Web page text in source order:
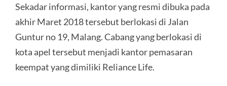
Sekadar informasi, kantor yang resmi dibuka pada
akhir Maret 2018 tersebut berlokasi di Jalan
Guntur no 19, Malang. Cabang yang berlokasi di
kota apel tersebut menjadi kantor pemasaran
keempat yang dimiliki Reliance Life.